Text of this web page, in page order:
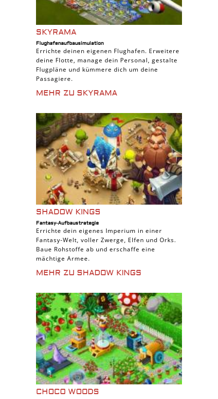
SKYRAMA
Flughafenaufbausimulation
Errichte deinen eigenen Flughafen. Erweitere
deine Flotte, manage dein Personal, gestalte
Flugpläne und kümmere dich um deine
Passagiere.
MEHR ZU SKYRAMA
SHADOW KINGS
Fantasy-Aufbaustrategie
Errichte dein eigenes Imperium in einer
Fantasy-Welt, voller Zwerge, Elfen und Orks.
Baue Rohstoffe ab und erschaffe eine
mächtige Armee.
MEHR ZU SHADOW KINGS
CHOCO WOODS